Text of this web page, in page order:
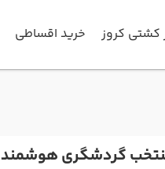
کشتی کروز خرید اقساطی
گردشگری هوشمند 2019